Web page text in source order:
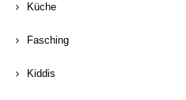
Küche
Fasching
Kiddis